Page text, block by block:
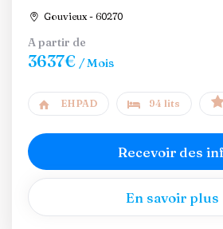
Gouvieux - 60270
A partir de
3637€ / Mois
EHPAD 94 lits
Recevoir des
En savoir plus